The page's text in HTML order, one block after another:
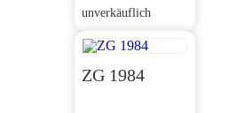
unverkäuflich
ZG 1984